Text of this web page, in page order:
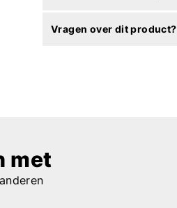
Vragen over dit product?
met